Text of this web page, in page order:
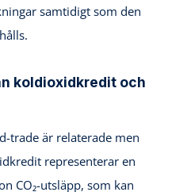
samtidigt som den
koldioxidkredit och
trade är relaterade men
representerar en
CO₂-utsläpp, som kan